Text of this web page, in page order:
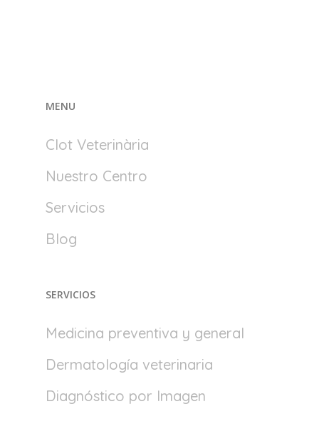
MENU
Clot Veterinària
Nuestro Centro
Servicios
Blog
SERVICIOS
Medicina preventiva y general
Dermatología veterinaria
Diagnóstico por Imagen